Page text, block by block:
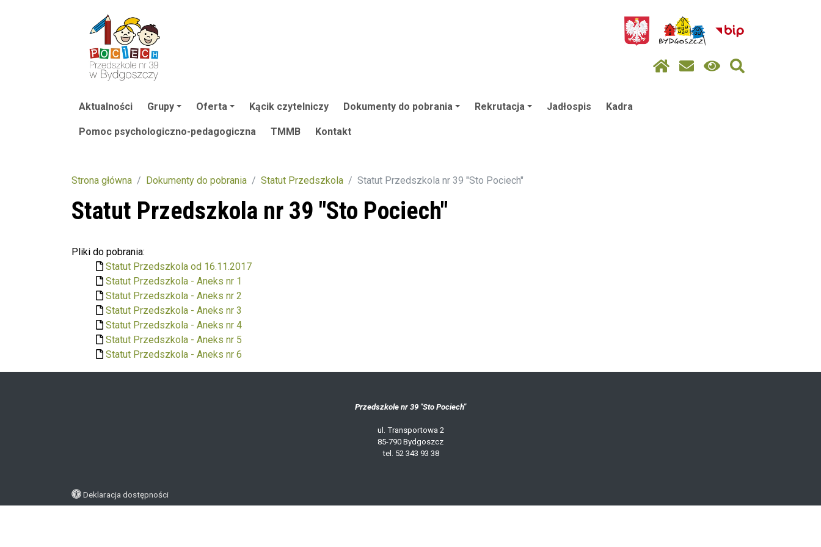
Aktualności Grupy Oferta Kącik czytelniczy Dokumenty do pobrania Rekrutacja Jadłospis Kadra
Pomoc psychologiczno-pedagogiczna TMMB Kontakt
Strona główna Dokumenty do pobrania Statut Przedszkola Statut Przedszkola nr 39 "Sto Pociech"
Statut Przedszkola nr 39 "Sto Pociech"
Pliki do pobrania:
Statut Przedszkola od 16.11.2017
Statut Przedszkola - Aneks nr 1
Statut Przedszkola - Aneks nr 2
Statut Przedszkola - Aneks nr 3
Statut Przedszkola - Aneks nr 4
Statut Przedszkola - Aneks nr 5
Statut Przedszkola - Aneks nr 6
Przedszkole nr 39 "Sto Pociech"
ul. Transportowa 2
85-790 Bydgoszcz
tel. 52 343 93 38
Deklaracja dostępności